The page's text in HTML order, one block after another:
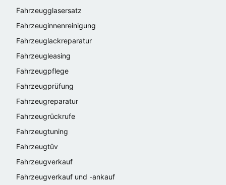
Fahrzeugglasersatz
Fahrzeuginnenreinigung
Fahrzeuglackreparatur
Fahrzeugleasing
Fahrzeugpflege
Fahrzeugprüfung
Fahrzeugreparatur
Fahrzeugrückrufe
Fahrzeugtuning
Fahrzeugtüv
Fahrzeugverkauf
Fahrzeugverkauf und -ankauf